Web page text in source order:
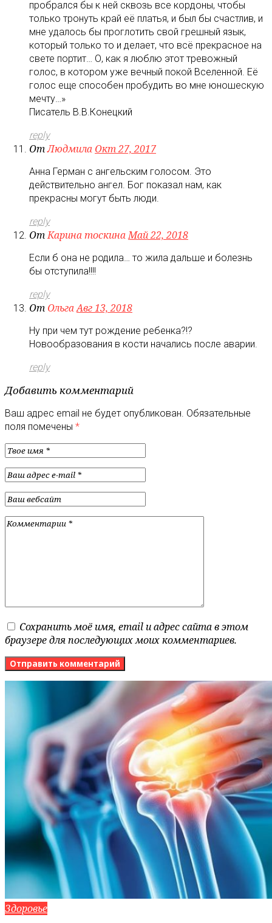
пробрался бы к ней сквозь все кордоны, чтобы
только тронуть край её платья, и был бы счастлив, и
мне удалось бы проглотить свой грешный язык,
который только то и делает, что всё прекрасное на
свете портит… О, как я люблю этот тревожный
голос, в котором уже вечный покой Вселенной. Её
голос еще способен пробудить во мне юношескую
мечту…»
Писатель В.В.Конецкий
reply
ОтЛюдмила Окт 27, 2017
Анна Герман с ангельским голосом. Это
действительно ангел. Бог показал нам, как
прекрасны могут быть люди.
reply
ОтКарина тоскинаМай 22, 2018
Если б она не родила… то жила дальше и болезнь
бы отступила!!!!
reply
От ОльгаАвг 13, 2018
Ну при чем тут рождение ребенка?!?
Новообразования в кости начались после аварии.
reply
Добавить комментарий
Ваш адрес email не будет опубликован. Обязательные
поля помечены *
Сохранить моё имя, email и адрес сайта в этом
браузере для последующих моих комментариев.
Здоровье